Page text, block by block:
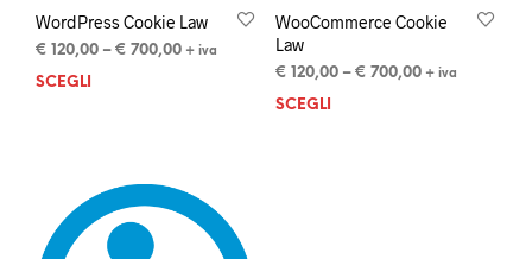
WordPress Cookie Law
€ 120,00 – € 700,00 + iva
SCEGLI
WooCommerce Cookie
Law
€ 120,00– € 700,00 + iva
SCEGLI